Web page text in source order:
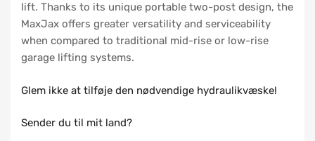
lift. Thanks to its unique portable two-post design, the
MaxJax offers greater versatility and serviceability
when compared to traditional mid-rise or low-rise
garage lifting systems.
Glem ikke at tilføje den nødvendige hydraulikvæske!
Sender du til mit land?